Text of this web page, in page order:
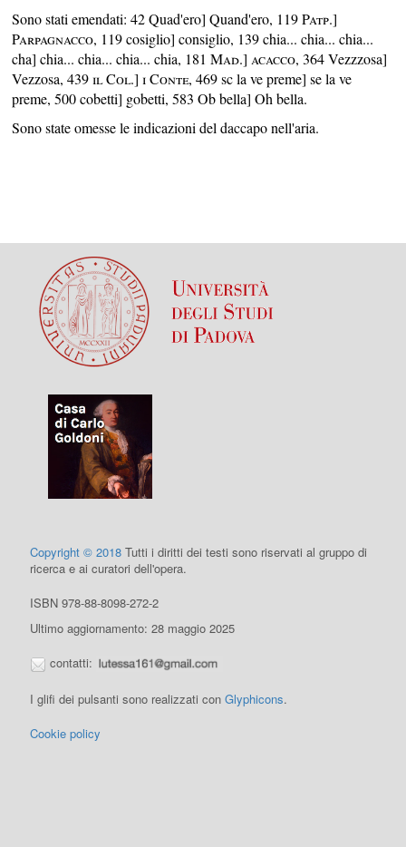
Sono stati emendati: 42 Quad'ero] Quand'ero, 119Patp.]
Parpagnacco, 119 cosiglio] consiglio, 139 chia... chia... chia...
cha] chia... chia... chia... chia, 181Mad.] acacco, 364 Vezzzosa]
Vezzosa, 439il Col.]i Conte, 469 sc la ve preme] se la ve
preme, 500 cobetti] gobetti, 583 Ob bella] Oh bella.
Sono state omesse le indicazioni del daccapo nell'aria.
Copyright © 2018 Tutti i diritti dei testi sono riservati al gruppo di
ricerca e ai curatori dell'opera.
ISBN 978-88-8098-272-2
Ultimo aggiornamento: 28 maggio 2025
contatti:
I glifi dei pulsanti sono realizzati conGlyphicons.
Cookie policy